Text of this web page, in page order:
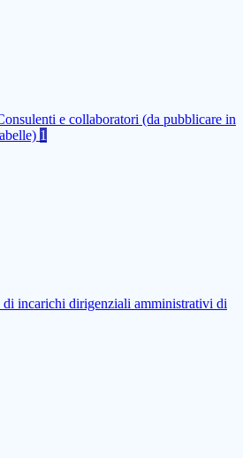
e collaboratori (da pubblicare in
1
incarichi dirigenziali amministrativi di